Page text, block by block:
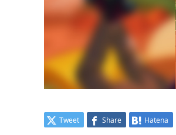
Tweet Share Hatena